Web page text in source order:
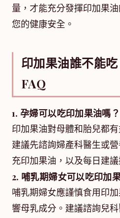
量，才能充分發揮印加果
您的健康安全。
印加果油誰不能
FAQ
1. 孕婦可以吃印加果油嗎？
印加果油對母體和胎兒都
建議先諮詢婦產科醫生或
充印加果油，以及每日建議
2. 哺乳期婦女可以吃印加
哺乳期婦女應謹慎食用印
響母乳成分。建議諮詢兒